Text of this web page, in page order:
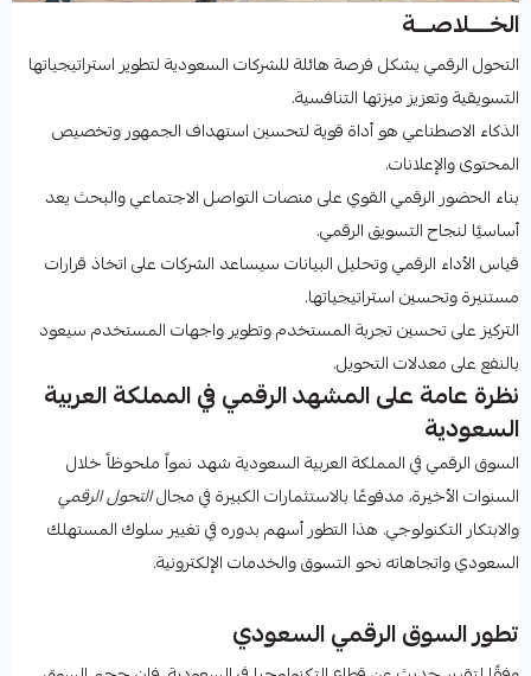
الخــــلاصـــة
التحول الرقمي يشكل فرصة هائلة للشركات السعودية لتطوير استراتيجياتها
التسويقية وتعزيز ميزتها التنافسية.
الذكاء الاصطناعي هو أداة قوية لتحسين استهداف الجمهور وتخصيص
المحتوى والإعلانات.
بناء الحضور الرقمي القوي على منصات التواصل الاجتماعي والبحث يعد
أساسيًا لنجاح التسويق الرقمي.
قياس الأداء الرقمي وتحليل البيانات سيساعد الشركات على اتخاذ قرارات
مستنيرة وتحسين استراتيجياتها.
التركيز على تحسين تجربة المستخدم وتطوير واجهات المستخدم سيعود
بالنفع على معدلات التحويل.
نظرة عامة على المشهد الرقمي في المملكة العربية
السعودية
السوق الرقمي في المملكة العربية السعودية شهد نمواً ملحوظاً خلال
السنوات الأخيرة، مدفوعًا بالاستثمارات الكبيرة في مجالالتحول الرقمي
والابتكار التكنولوجي. هذا التطور أسهم بدوره في تغيير سلوك المستهلك
السعودي واتجاهاته نحو التسوق والخدمات الإلكترونية.
تطور السوق الرقمي السعودي